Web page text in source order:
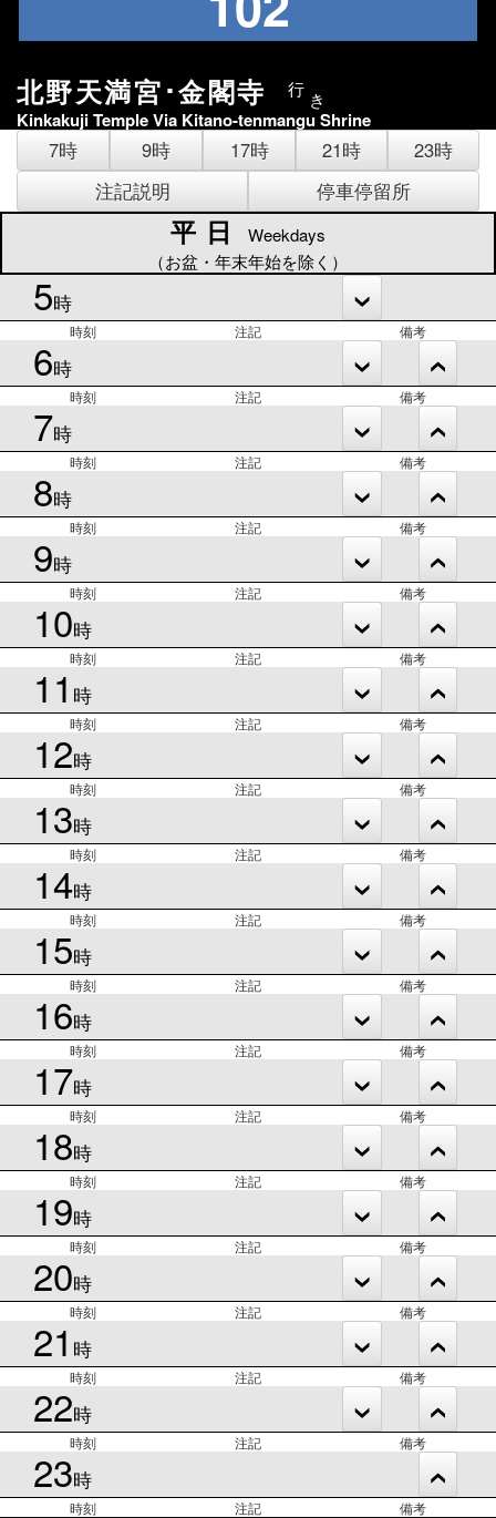
北野天満宮･金閣寺 行 き
Kinkakuji Temple Via Kitano-tenmangu Shrine
7時 9時 17時 21時
23時
注記説明
停車停留所
平日
Weekdays
（お盆・年末年始を除く）
5時
時刻 注記 備考
6時
時刻 注記 備考
7時
時刻 注記 備考
8時
時刻 注記 備考
9時
時刻 注記 備考
10時
時刻 注記 備考
11 時
時刻 注記 備考
12時
時刻 注記 備考
13時
時刻 注記 備考
14時
時刻 注記 備考
15時
時刻 注記 備考
16時
時刻 注記 備考
17時
時刻 注記 備考
18時
時刻 注記 備考
19時
時刻 注記 備考
20時
時刻 注記 備考
21 時
時刻 注記 備考
22時
時刻 注記 備考
23時
時刻 注記 備考